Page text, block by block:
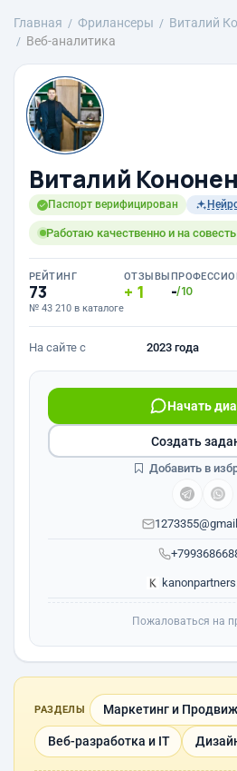
Главная Фрилансеры Виталий
Веб-аналитика
Виталий
Паспорт верифицирован
Работаю качественно и на совесть
РЕЙТИНГ
73
№ 43 210 в каталоге
ОТЗЫВЫ
1 -/10
На сайте с 2023 года
Начать
Создать
Добавить в
Пожаловаться на
РАЗДЕЛЫ Маркетинг и
Веб-разработка и IT